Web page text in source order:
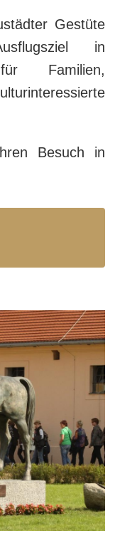
Gestüte
in
Familien,
Besuch in